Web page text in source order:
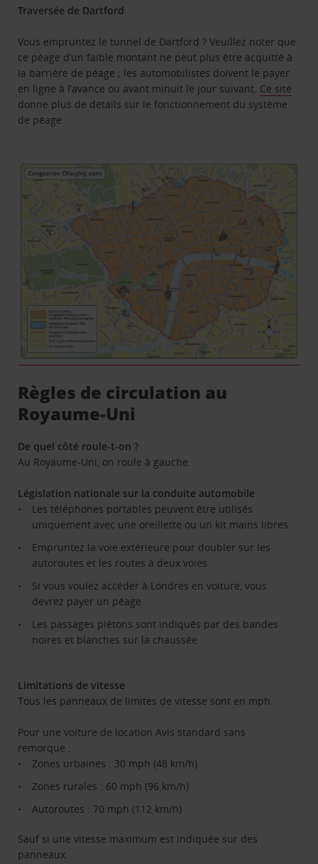
Traversée de Dartford
Vous empruntez le tunnel de Dartford ? Veuillez noter que
ce péage d’un faible montant ne peut plus être acquitté à
la barrière de péage ; les automobilistes doivent le payer
en ligne à l’avance ou avant minuit le jour suivant. Ce site
donne plus de détails sur le fonctionnement du système
de péage.
Règles de circulation au
Royaume-Uni
De quel côté roule-t-on ?
Au Royaume-Uni, on roule à gauche.
Législation nationale sur la conduite automobile
Les téléphones portables peuvent être utilisés
uniquement avec une oreillette ou un kit mains libres
Empruntez la voie extérieure pour doubler sur les
autoroutes et les routes à deux voies
Si vous voulez accéder à Londres en voiture, vous
devrez payer un péage
Les passages piétons sont indiqués par des bandes
noires et blanches sur la chaussée
Limitations de vitesse
Tous les panneaux de limites de vitesse sont en mph.
Pour une voiture de location Avis standard sans
remorque :
Zones urbaines : 30 mph (48 km/h)
Zones rurales : 60 mph (96 km/h)
Autoroutes : 70 mph (112 km/h)
Sauf si une vitesse maximum est indiquée sur des
panneaux.